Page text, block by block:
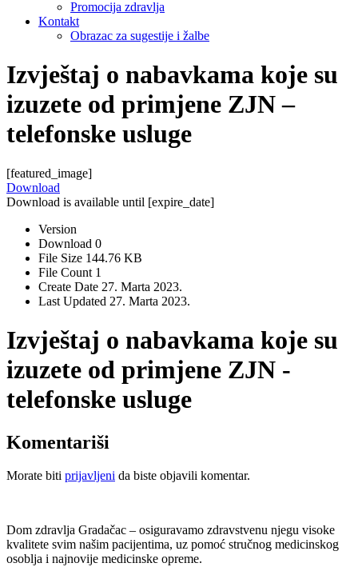
Promocija zdravlja
Kontakt
Obrazac za sugestije i žalbe
Izvještaj o nabavkama koje su
izuzete od primjene ZJN –
telefonske usluge
[featured_image]
Download
Download is available until [expire_date]
Version
Download 0
File Size 144.76 KB
File Count 1
Create Date 27. Marta 2023.
Last Updated 27. Marta 2023.
Izvještaj o nabavkama koje su
izuzete od primjene ZJN -
telefonske usluge
Komentariši
Morate biti prijavljeni da biste objavili komentar.
Dom zdravlja Gradačac – osiguravamo zdravstvenu njegu visoke
kvalitete svim našim pacijentima, uz pomoć stručnog medicinskog
osoblja i najnovije medicinske opreme.